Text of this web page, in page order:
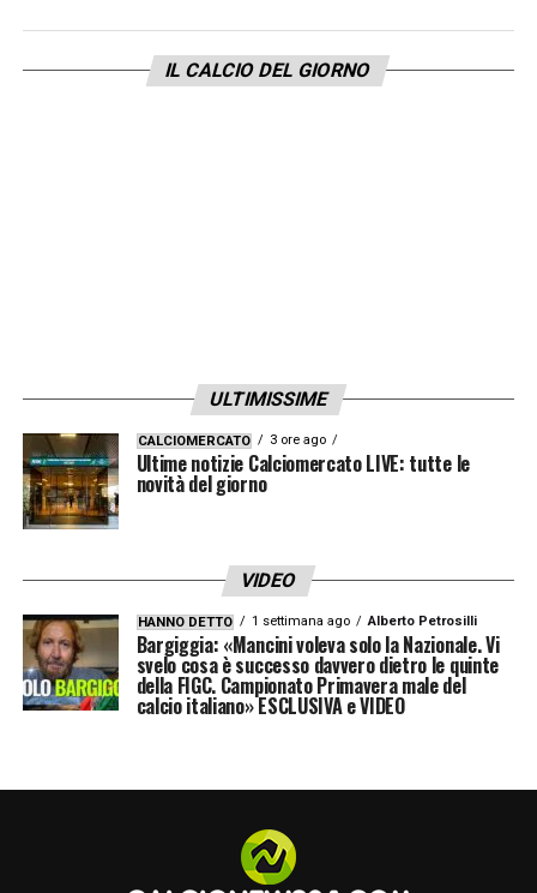
55′ Stessa sorte per Ranieri, che ferma la
la palla era uscita sull’assist di Goglichidze e
quindi si resta 2-0. Giusto l’intervento del Var
per annullare la rete.
34′ Grassi con la mano in anticipo su
nessun cartellino. L’islandese evidenzia la
volontarietà dell’intervento dell’empolese che
rischia il giallo, ma se la cava.
15′ Ammonito Beltran per un fallo su
IL CALCIO DEL GIORNO
ULTIMISSIME
CALCIOMERCATO 3 ore ago
Ultime notizie Calciomercato LIVE: tutte le
novità del giorno
VIDEO
HANNO DETTO 1 settimana ago Alberto Petrosilli
Bargiggia: «Mancini voleva solo la Nazionale. Vi
svelo cosa è successo davvero dietro le quinte
della FIGC. Campionato Primavera male del
calcio italiano» ESCLUSIVA e VIDEO